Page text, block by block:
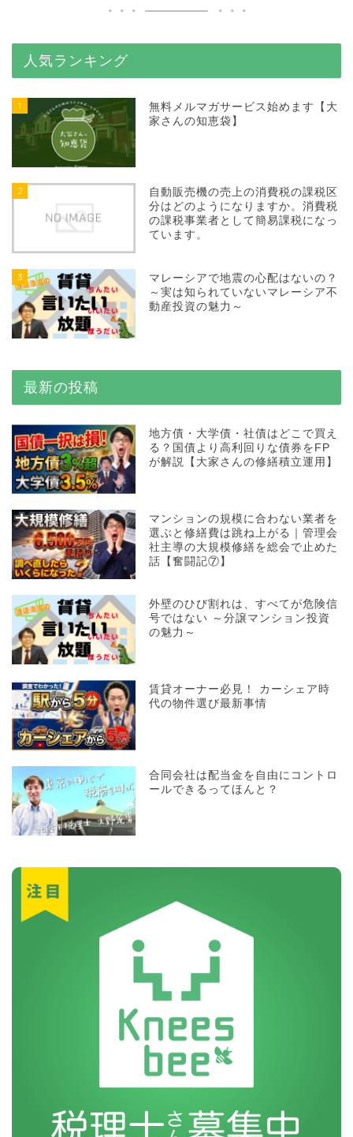
人気ランキング
1
無料メルマガサービス始めます【大
家さんの知恵袋】
2
自動販売機の売上の消費税の課税区
分はどのようになりますか。消費税
の課税事業者として簡易課税になっ
ています。
3
マレーシアで地震の心配はないの？
～実は知られていないマレーシア不
動産投資の魅力～
最新の投稿
地方債・大学債・社債はどこで買え
る？国債より高利回りな債券をFP
が解説【大家さんの修繕積立運用】
マンションの規模に合わない業者を
選ぶと修繕費は跳ね上がる｜管理会
社主導の大規模修繕を総会で止めた
話【奮闘記⑦】
外壁のひび割れは、すべてが危険信
号ではない ～分譲マンション投資
の魅力～
賃貸オーナー必見！ カーシェア時
代の物件選び最新事情
合同会社は配当金を自由にコントロ
ールできるってほんと？